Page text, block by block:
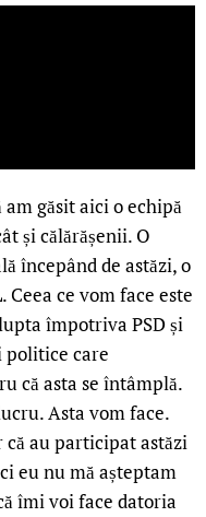
găsit aici o echipă
și călărășenii. O
începând de astăzi, o
ce vom face este
împotriva PSD și
politice care
că asta se întâmplă.
Asta vom face.
că au participat astăzi
eu nu mă așteptam
îmi voi face datoria